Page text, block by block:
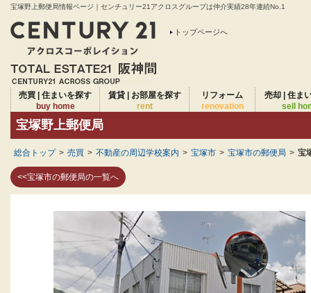
宝塚野上郵便局情報ページ｜センチュリー21アクロスグループは仲介実績28年連続No.1
トップページへ
売買 | 住まいを探す
buy home
賃貸 | お部屋を探す
rent
リフォーム
renovation
売却 | 住ま
sell
宝塚野上郵便局
総合トップ > 売買 > 不動産の周辺学校案内 > 宝塚市 > 宝塚市の郵便局 > 宝
<<宝塚市の郵便局の一覧へ